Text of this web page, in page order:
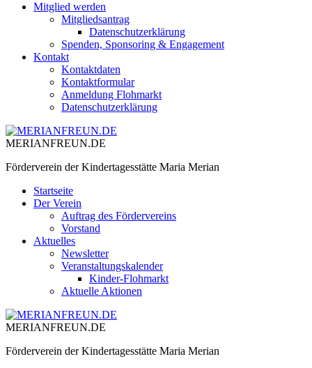
Mitglied werden
Mitgliedsantrag
Datenschutzerklärung
Spenden, Sponsoring & Engagement
Kontakt
Kontaktdaten
Kontaktformular
Anmeldung Flohmarkt
Datenschutzerklärung
MERIANFREUN.DE
Förderverein der Kindertagesstätte Maria Merian
Startseite
Der Verein
Auftrag des Fördervereins
Vorstand
Aktuelles
Newsletter
Veranstaltungskalender
Kinder-Flohmarkt
Aktuelle Aktionen
MERIANFREUN.DE
Förderverein der Kindertagesstätte Maria Merian